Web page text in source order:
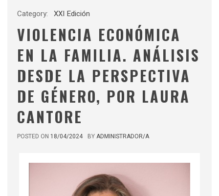
Category: XXI Edición
VIOLENCIA ECONÓMICA
EN LA FAMILIA. ANÁLISIS
DESDE LA PERSPECTIVA
DE GÉNERO, POR LAURA
CANTORE
POSTED ON 18/04/2024 BYADMINISTRADOR/A